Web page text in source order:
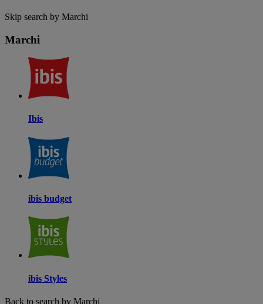
Skip search by Marchi
Marchi
Ibis
ibis budget
ibis Styles
Back to search by Marchi